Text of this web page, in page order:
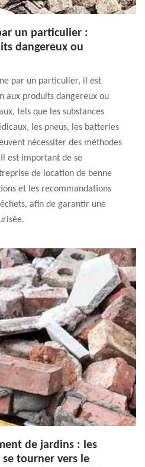
un particulier :
dangereux ou
par un particulier, il est
aux produits dangereux ou
tels que les substances
les pneus, les batteries
nécessiter des méthodes
est important de se
de location de benne
et les recommandations
afin de garantir une
de jardins : les
tourner vers le